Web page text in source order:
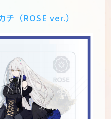
チ（ROSE ver.）